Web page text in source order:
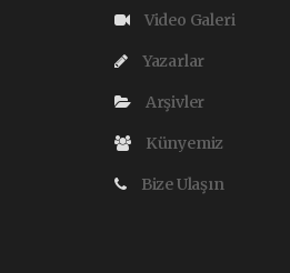
Video Galeri
Yazarlar
Arşivler
Künyemiz
Bize Ulaşın